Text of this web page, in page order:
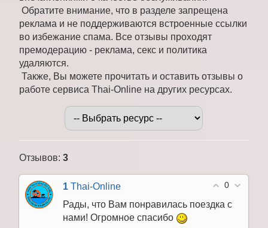
Обратите внимание, что в разделе запрещена
реклама и не поддерживаются встроенные ссылки
во избежание спама. Все отзывы проходят
премодерацию - реклама, секс и политика
удаляются.
Также, Вы можете прочитать и оставить отзывы о
работе сервиса Thai-Online на других ресурсах.
Отзывов: 3
0
1 Thai-Online
Рады, что Вам понравилась поездка с
нами! Огромное спасибо